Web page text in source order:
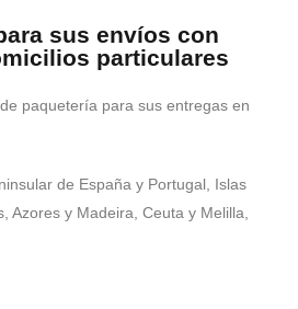
sus envíos con
particulares
paquetería para sus entregas en
de España y Portugal, Islas
Azores y Madeira, Ceuta y Melilla,